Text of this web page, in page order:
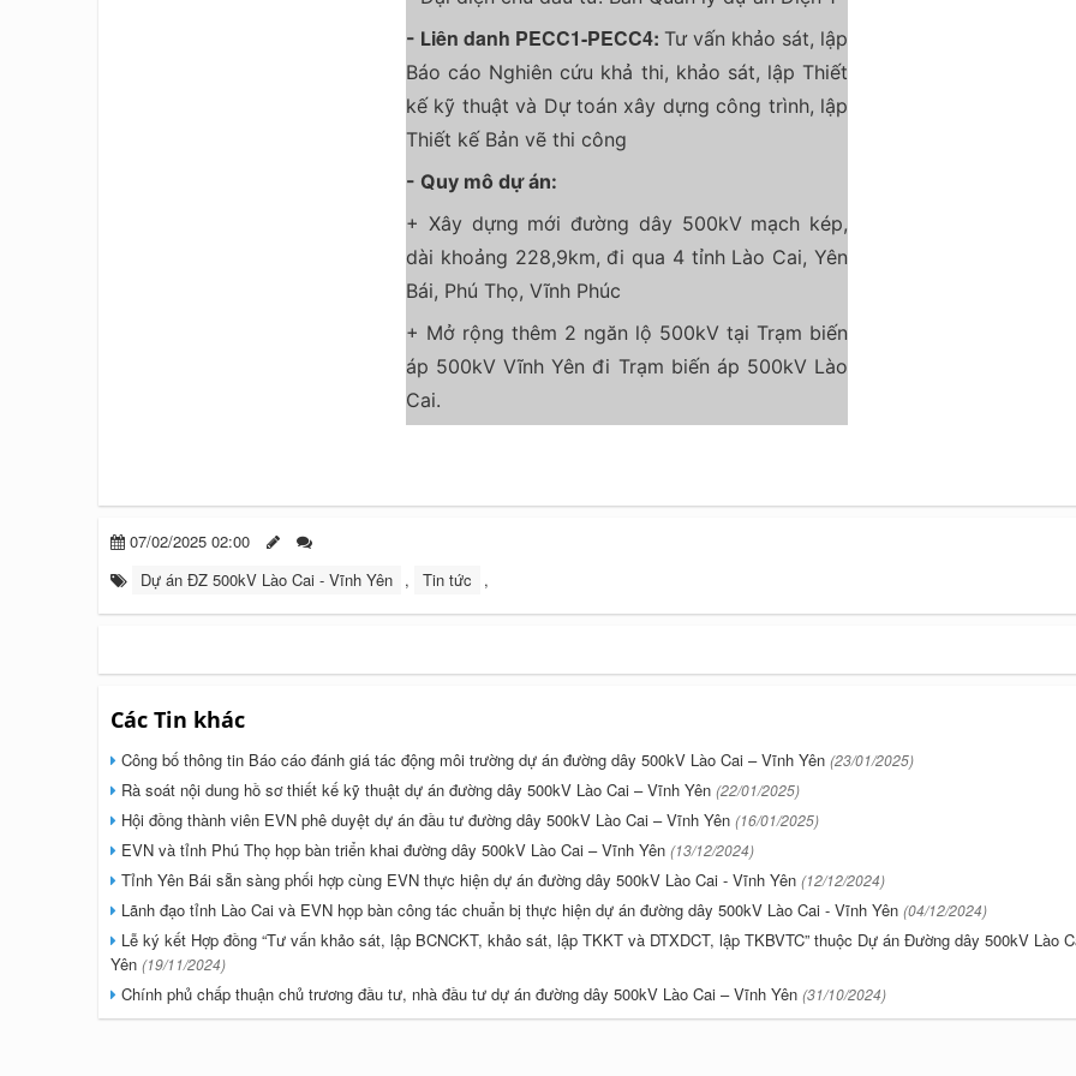
- Liên danh PECC1-PECC4: Tư vấn khảo sát, lập
Báo cáo Nghiên cứu khả thi, khảo sát, lập Thiết
kế kỹ thuật và Dự toán xây dựng công trình, lập
Thiết kế Bản vẽ thi công
- Quy mô dự án:
+ Xây dựng mới đường dây 500kV mạch kép,
dài khoảng 228,9km, đi qua 4 tỉnh Lào Cai, Yên
Bái, Phú Thọ, Vĩnh Phúc
+ Mở rộng thêm 2 ngăn lộ 500kV tại Trạm biến
áp 500kV Vĩnh Yên đi Trạm biến áp 500kV Lào
Cai.
07/02/2025 02:00
Dự án ĐZ 500kV Lào Cai - Vĩnh Yên , Tin tức ,
Các Tin khác
Công bố thông tin Báo cáo đánh giá tác động môi trường dự án đường dây 500kV Lào Cai – Vĩnh Yên (23/01/2025)
Rà soát nội dung hồ sơ thiết kế kỹ thuật dự án đường dây 500kV Lào Cai – Vĩnh Yên (22/01/2025)
Hội đồng thành viên EVN phê duyệt dự án đầu tư đường dây 500kV Lào Cai – Vĩnh Yên (16/01/2025)
EVN và tỉnh Phú Thọ họp bàn triển khai đường dây 500kV Lào Cai – Vĩnh Yên (13/12/2024)
Tỉnh Yên Bái sẵn sàng phối hợp cùng EVN thực hiện dự án đường dây 500kV Lào Cai - Vĩnh Yên (12/12/2024)
Lãnh đạo tỉnh Lào Cai và EVN họp bàn công tác chuẩn bị thực hiện dự án đường dây 500kV Lào Cai - Vĩnh Yên (04/12/2024)
Lễ ký kết Hợp đồng “Tư vấn khảo sát, lập BCNCKT, khảo sát, lập TKKT và DTXDCT, lập TKBVTC” thuộc Dự án Đường dây 500kV Lào
Yên (19/11/2024)
Chính phủ chấp thuận chủ trương đầu tư, nhà đầu tư dự án đường dây 500kV Lào Cai – Vĩnh Yên (31/10/2024)